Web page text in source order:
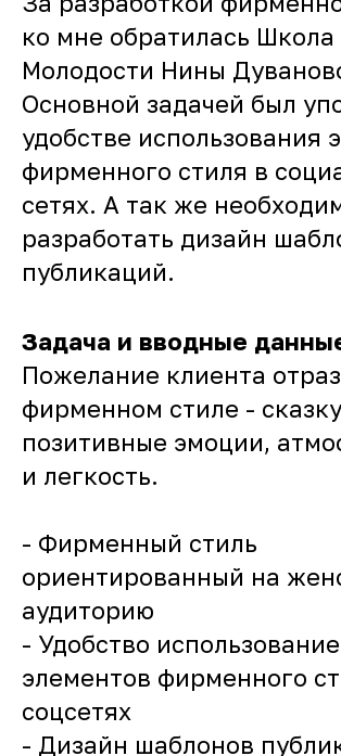
ко мне обратилась Школа
Молодости Нины
Основной задачей был
удобстве использования
фирменного стиля в
сетях. А так же
разработать дизайн
публикаций.
Задача и вводные
Пожелание клиента
фирменном стиле -
позитивные эмоции,
и легкость.
- Фирменный стиль
ориентированный на
аудиторию
- Удобство использование
элементов фирменного
соцсетях
- Дизайн шаблонов